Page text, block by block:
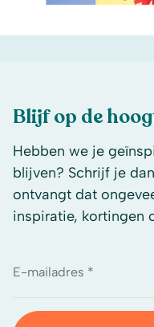
Blijf op de
Hebben we je
blijven? Schrijf je
ontvangt dat
inspiratie, kortingen
E-mailadres *